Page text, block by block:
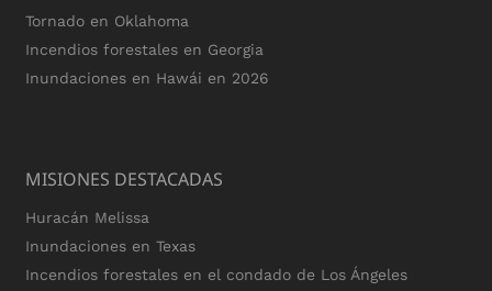
Tornado en Oklahoma
Incendios forestales en Georgia
Inundaciones en Hawái en 2026
MISIONES DESTACADAS
Huracán Melissa
Inundaciones en Texas
Incendios forestales en el condado de Los Ángeles